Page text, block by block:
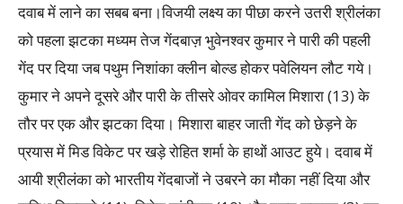
दवाब में लाने का सबब बना।विजयी लक्ष्य का पीछा करने उतरी श्रीलंका
को पहला झटका मध्यम तेज गेंदबाज़ भुवेनश्वर कुमार ने पारी की पहली
गेंद पर दिया जब पथुम निशांका क्लीन बोल्ड होकर पवेलियन लौट गये।
कुमार ने अपने दूसरे और पारी के तीसरे ओवर कामिल मिशारा (13) के
तौर पर एक और झटका दिया। मिशारा बाहर जाती गेंद को छेड़ने के
प्रयास में मिड विकेट पर खड़े रोहित शर्मा के हाथों आउट हुये। दवाब में
आयी श्रीलंका को भारतीय गेंदबाजों ने उबरने का मौका नहीं दिया और